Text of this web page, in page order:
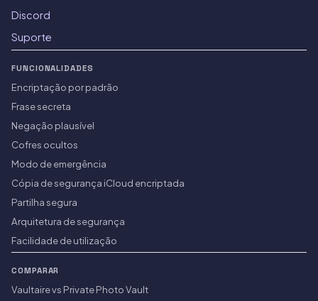
Discord
Suporte
FUNCIONALIDADES
Encriptação por padrão
Frase secreta
Negação plausível
Cofres ocultos
Modo de emergência
Cópia de segurança iCloud encriptada
Partilha segura
Arquitetura de segurança
Facilidade de utilização
COMPARAR
Vaultaire vs Private Photo Vault